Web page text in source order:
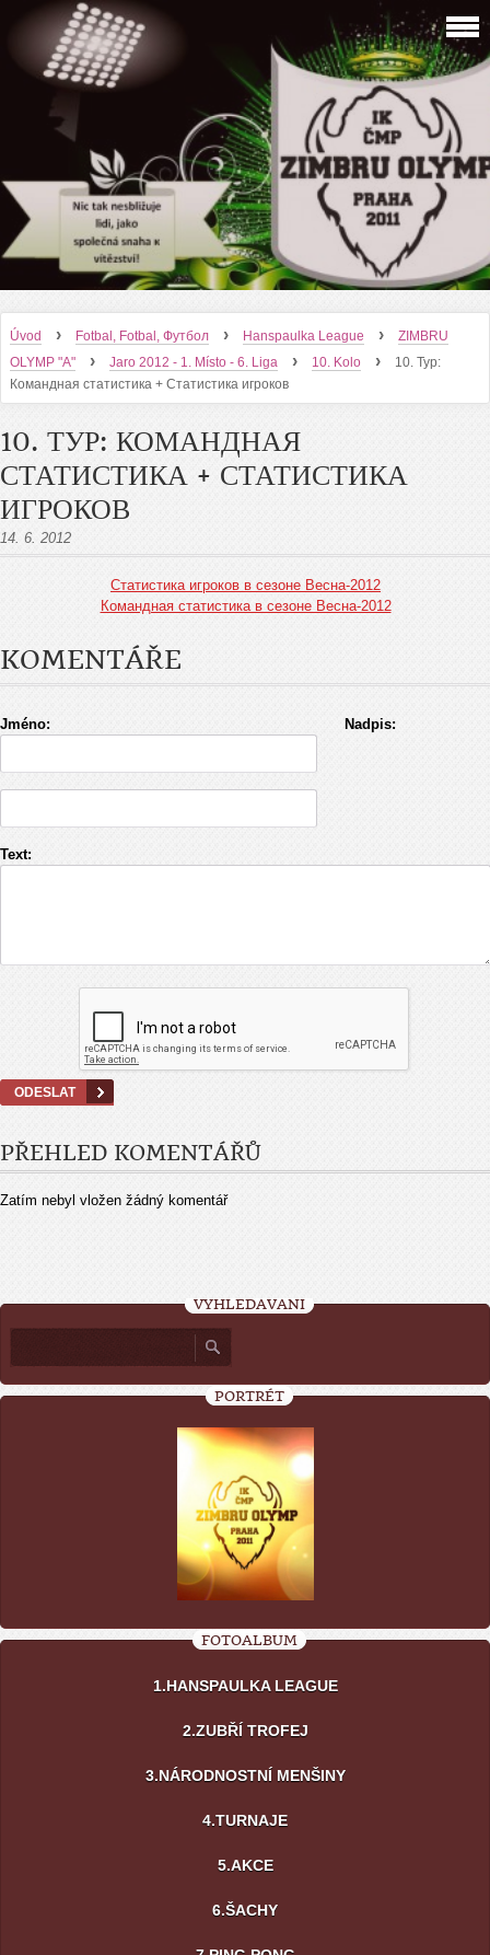
Úvod › Fotbal, Fotbal, Футбол › Hanspaulka League ›
ZIMBRU
OLYMP "A"
› Jaro 2012 - 1. Místo - 6. Liga › 10. Kolo ›
10. Тур:
Командная статистика + Статистика игроков
10. ТУР: КОМАНДНАЯ
СТАТИСТИКА + СТАТИСТИКА
ИГРОКОВ
14. 6. 2012
Статистика игроков в сезоне Весна-2012
Командная статистика в сезоне Весна-2012
KOMENTÁŘE
Jméno: Nadpis:
Text:
PŘEHLED KOMENTÁŘŮ
Zatím nebyl vložen žádný komentář
VYHLEDÁVÁNÍ
PORTRÉT
FOTOALBUM
1.HANSPAULKA LEAGUE
2.ZUBŘÍ TROFEJ
3.NÁRODNOSTNÍ MENŠINY
4.TURNAJE
5.AKCE
6.ŠACHY